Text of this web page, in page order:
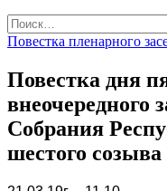
Найти:
Повестка пленарного
Повестка дня
внеочередного
Собрания
шестого созыва